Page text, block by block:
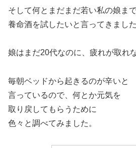
そして何とまだまだ若い私の娘まで
養命酒を試したいと言ってきました
娘はまだ20代なのに、疲れが取れ
毎朝ベッドから起きるのが辛いと
言っているので、何とか元気を
取り戻してもらうために
色々と調べてみました。